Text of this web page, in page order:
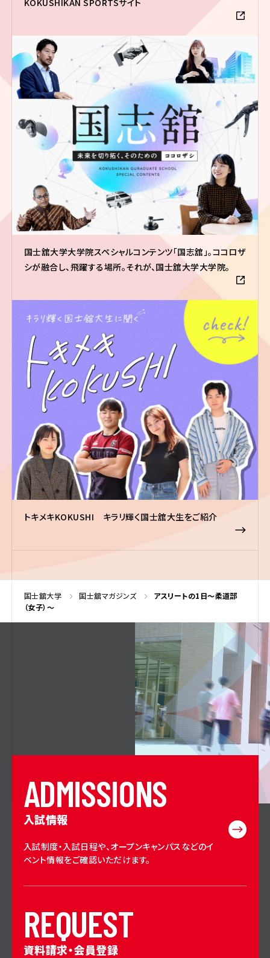
KOKUSHIKAN SPORTSサイト
国士舘大学大学院スペシャルコンテンツ「国志舘」。ココロザ
シが融合し、飛躍する場所。それが、国士舘大学大学院。
トキメキKOKUSHI キラリ輝く国士舘大生をご紹介
国士舘大学 国士舘マガジンズ
アスリートの1日～柔道部
（女子）～
ADMISSIONS
入試情報
入試制度・入試日程や、オープンキャンパスなどのイ
ベント情報をご確認いただけます。
REQUEST
資料請求・会員登録